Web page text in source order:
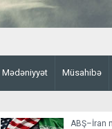
Mədəniyyət Müsahibə
ABŞ–İran